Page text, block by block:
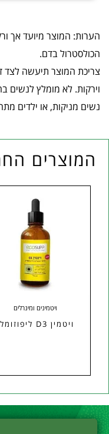
הערות: המוצר מיועד אך
הכולסטרול בדם.
צריכת המוצר תיעשה לצד
וירקות. לא מומלץ לנשים
נשים מניקות, או ילדים
המוצרים
ויטמינים ומינרלים
ויטמין D3 ליפוזומלי